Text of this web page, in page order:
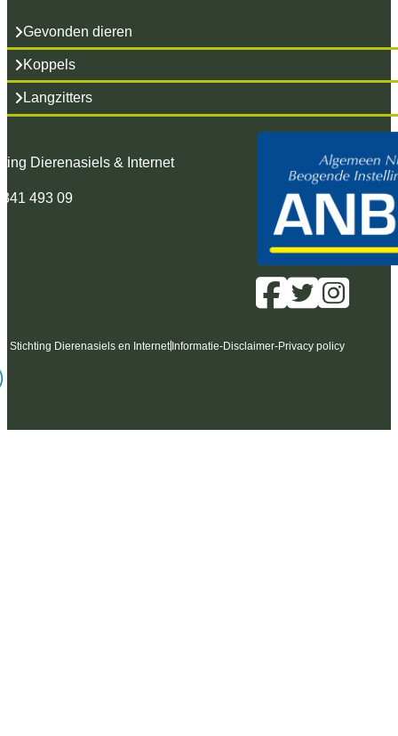
Gevonden dieren
Koppels
Langzitters
Dierenasiels & Internet
493 09
Stichting Dierenasiels en Internet Informatie-Disclaimer-Privacy policy